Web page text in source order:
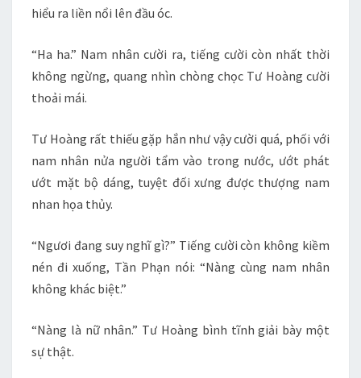
hiểu ra liền nổi lên đầu óc.
“Ha ha.” Nam nhân cười ra, tiếng cười còn nhất thời
không ngừng, quang nhìn chòng chọc Tư Hoàng cười
thoải mái.
Tư Hoàng rất thiếu gặp hắn như vậy cười quá, phối với
nam nhân nửa người tẩm vào trong nước, ướt phát
ướt mặt bộ dáng, tuyệt đối xưng được thượng nam
nhan họa thủy.
“Ngươi đang suy nghĩ gì?” Tiếng cười còn không kiềm
nén đi xuống, Tần Phạn nói: “Nàng cùng nam nhân
không khác biệt.”
“Nàng là nữ nhân.” Tư Hoàng bình tĩnh giải bày một
sự thật.